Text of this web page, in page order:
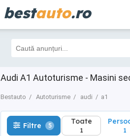
bestauto.ro
Audi A1 Autoturisme - Masini
Bestauto Autoturisme audi a1
Filtre 5 Toate
1
Filtre 5 Toate
1 1